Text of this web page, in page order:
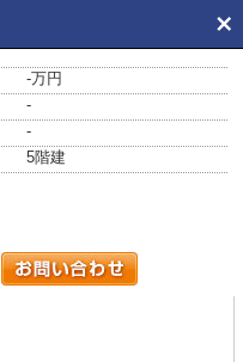
-万円
-
-
5階建